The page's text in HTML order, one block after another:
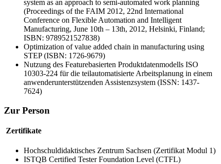
system as an approach to semi-automated work planning
(Proceedings of the FAIM 2012, 22nd International
Conference on Flexible Automation and Intelligent
Manufacturing, June 10th – 13th, 2012, Helsinki, Finland;
ISBN: 9789521527838)
Optimization of value added chain in manufacturing using
STEP (ISBN: 1726-9679)
Nutzung des Featurebasierten Produktdatenmodells ISO
10303-224 für die teilautomatisierte Arbeitsplanung in einem
anwenderunterstützenden Assistenzsystem (ISSN: 1437-
7624)
Zur Person
Zertifikate
Hochschuldidaktisches Zentrum Sachsen (Zertifikat Modul 1)
ISTQB Certified Tester Foundation Level (CTFL)